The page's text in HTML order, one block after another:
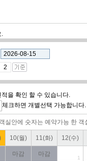
.
을 확인 할 수 있습니다.
체크하면 개별선택 가능합니다.
실안에 숫자는 예약가능 한 객
10(월) 11(화) 12(수)
마감 마감
1